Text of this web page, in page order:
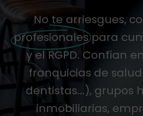
No te arriesgues,
profesionales para
y el RGPD. Confían
franquicias de
dentistas...), grupos
inmobiliarias,